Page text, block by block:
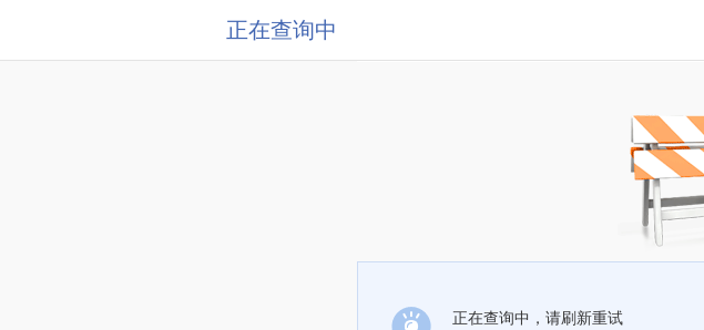
正在查询中
正在查询中，请刷新重试